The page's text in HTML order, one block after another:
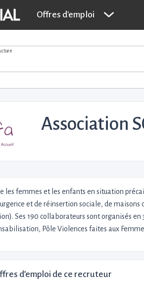
Offres d'emploi
Association
les femmes et les enfants en situation
et de réinsertion sociale, de
Ses 190 collaborateurs sont organisés
Pôle Violences faites aux
d’emploi de ce recruteur